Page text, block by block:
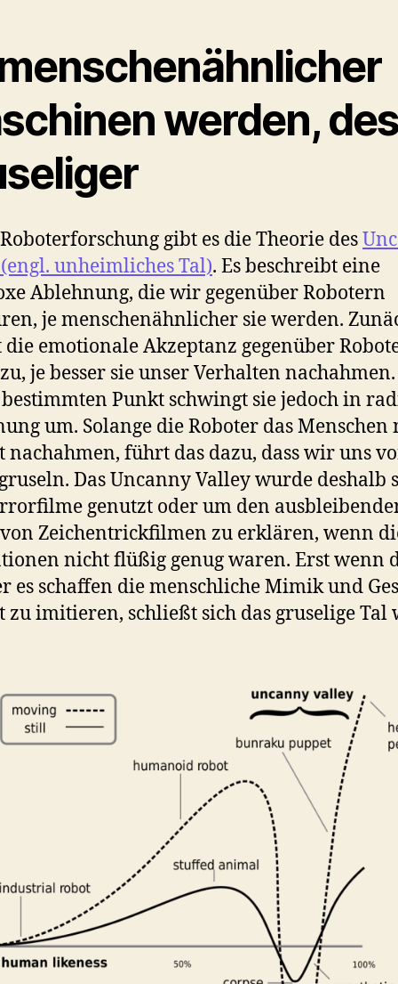
werden,
gibt es die Theorie des
unheimliches Tal). Es beschreibt eine
Ablehnung, die wir gegenüber Robotern
je menschenähnlicher sie werden.
emotionale Akzeptanz gegenüber
je besser sie unser Verhalten
Punkt schwingt sie jedoch in
um. Solange die Roboter das Menschen
nachahmen, führt das dazu, dass wir uns
Das Uncanny Valley wurde deshalb
genutzt oder um den
Zeichentrickfilmen zu erklären, wenn
nicht flüßig genug waren. Erst wenn
es schaffen die menschliche Mimik und
zu imitieren, schließt sich das gruselige Tal